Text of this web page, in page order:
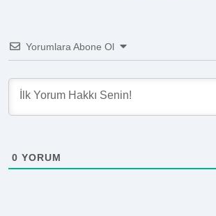
Yorumlara Abone Ol
0 YORUM